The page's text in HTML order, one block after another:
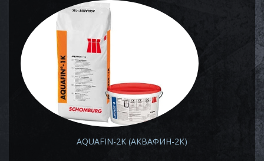
AQUAFIN-2K (АКВАФИН-2К)